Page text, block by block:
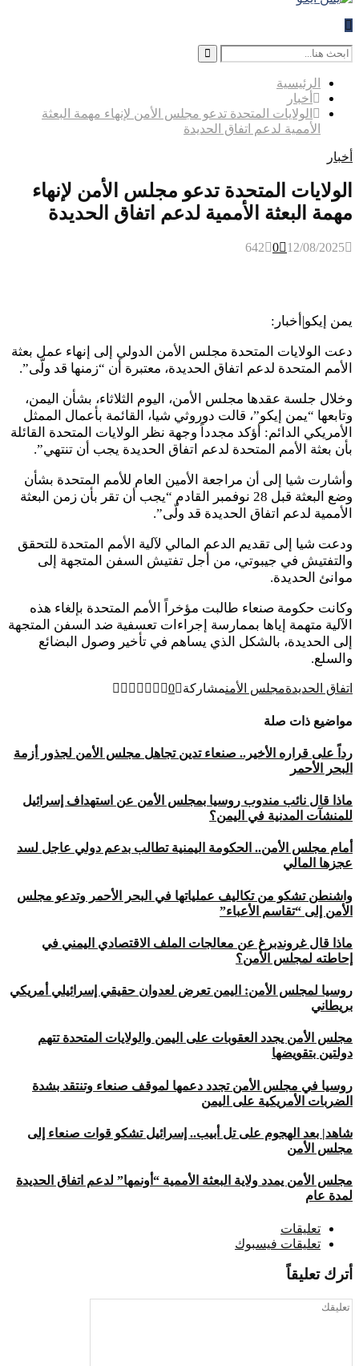
Search
for:
Search
الرئيسية
أخبار
الولايات المتحدة تدعو مجلس الأمن لإنهاء مهمة البعثة
الأممية لدعم اتفاق الحديدة
أخبار
الولايات المتحدة تدعو مجلس الأمن لإنهاء
مهمة البعثة الأممية لدعم اتفاق الحديدة
12/08/2025
0
642
يمن إيكو|أخبار:
دعت الولايات المتحدة مجلس الأمن الدولي إلى إنهاء عمل بعثة
الأمم المتحدة لدعم اتفاق الحديدة، معتبرة أن “زمنها قد ولّى”.
وخلال جلسة عقدها مجلس الأمن، اليوم الثلاثاء، بشأن اليمن،
وتابعها “يمن إيكو”، قالت دوروثي شيا، القائمة بأعمال الممثل
الأمريكي الدائم: أؤكد مجدداً وجهة نظر الولايات المتحدة القائلة
بأن بعثة الأمم المتحدة لدعم اتفاق الحديدة يجب أن تنتهي”.
وأشارت شيا إلى أن مراجعة الأمين العام للأمم المتحدة بشأن
وضع البعثة قبل 28 نوفمبر القادم “يجب أن تقر بأن زمن البعثة
الأممية لدعم اتفاق الحديدة قد ولّى”.
ودعت شيا إلى تقديم الدعم المالي لآلية الأمم المتحدة للتحقق
والتفتيش في جيبوتي، من أجل تفتيش السفن المتجهة إلى
موانئ الحديدة.
وكانت حكومة صنعاء طالبت مؤخراً الأمم المتحدة بإلغاء هذه
الآلية متهمة إياها بممارسة إجراءات تعسفية ضد السفن المتجهة
إلى الحديدة، بالشكل الذي يساهم في تأخير وصول البضائع
والسلع.
اتفاق الحديدةمجلس الأمنمشاركة 0
مواضيع ذات صلة
رداً على قراره الأخير.. صنعاء تدين تجاهل مجلس الأمن لجذور أزمة
البحر الأحمر
ماذا قال نائب مندوب روسيا بمجلس الأمن عن استهداف إسرائيل
للمنشآت المدنية في اليمن؟
أمام مجلس الأمن.. الحكومة اليمنية تطالب بدعم دولي عاجل لسد
عجزها المالي
واشنطن تشكو من تكاليف عملياتها في البحر الأحمر وتدعو مجلس
الأمن إلى “تقاسم الأعباء”
ماذا قال غروندبرغ عن معالجات الملف الاقتصادي اليمني في
إحاطته لمجلس الأمن؟
روسيا لمجلس الأمن: اليمن تعرض لعدوان حقيقي إسرائيلي أمريكي
بريطاني
مجلس الأمن يجدد العقوبات على اليمن والولايات المتحدة تتهم
دولتين بتقويضها
روسيا في مجلس الأمن تجدد دعمها لموقف صنعاء وتنتقد بشدة
الضربات الأمريكية على اليمن
شاهد| بعد الهجوم على تل أبيب.. إسرائيل تشكو قوات صنعاء إلى
مجلس الأمن
مجلس الأمن يمدد ولاية البعثة الأممية “أونمها” لدعم اتفاق الحديدة
لمدة عام
تعليقات
تعليقات فيسبوك
أترك تعليقاً